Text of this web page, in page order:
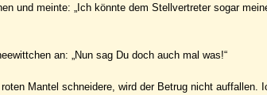
und meinte: „Ich könnte dem Stellvertreter sogar
an: „Nun sag Du doch auch mal was!“
Mantel schneidere, wird der Betrug nicht auffallen.